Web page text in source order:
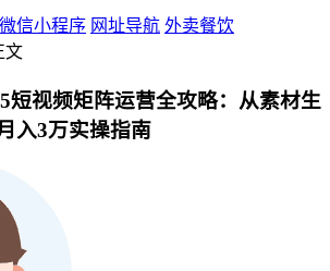
微信小程序 网址导航 外卖餐饮
文
短视频矩阵运营全攻略：从素材生
入3万实操指南